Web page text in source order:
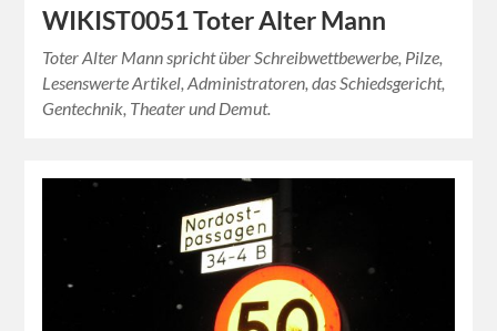
WIKIST0051 Toter Alter Mann
Toter Alter Mann spricht über Schreibwettbewerbe, Pilze,
Lesenswerte Artikel, Administratoren, das Schiedsgericht,
Gentechnik, Theater und Demut.